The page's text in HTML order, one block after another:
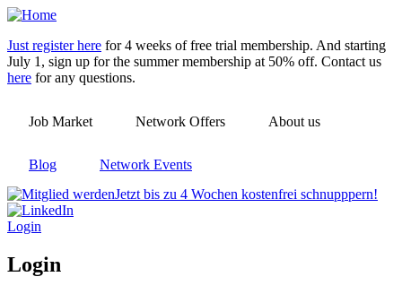
Skip
main
content
Just register here for 4 weeks of free trial membership. And starting
July 1, sign up for the summer membership at 50% off. Contact us
here for any questions.
Job Market Network Offers About us
Blog
Network Events
Jetzt bis zu 4 Wochen kostenfrei schnupppern!
Login
Login